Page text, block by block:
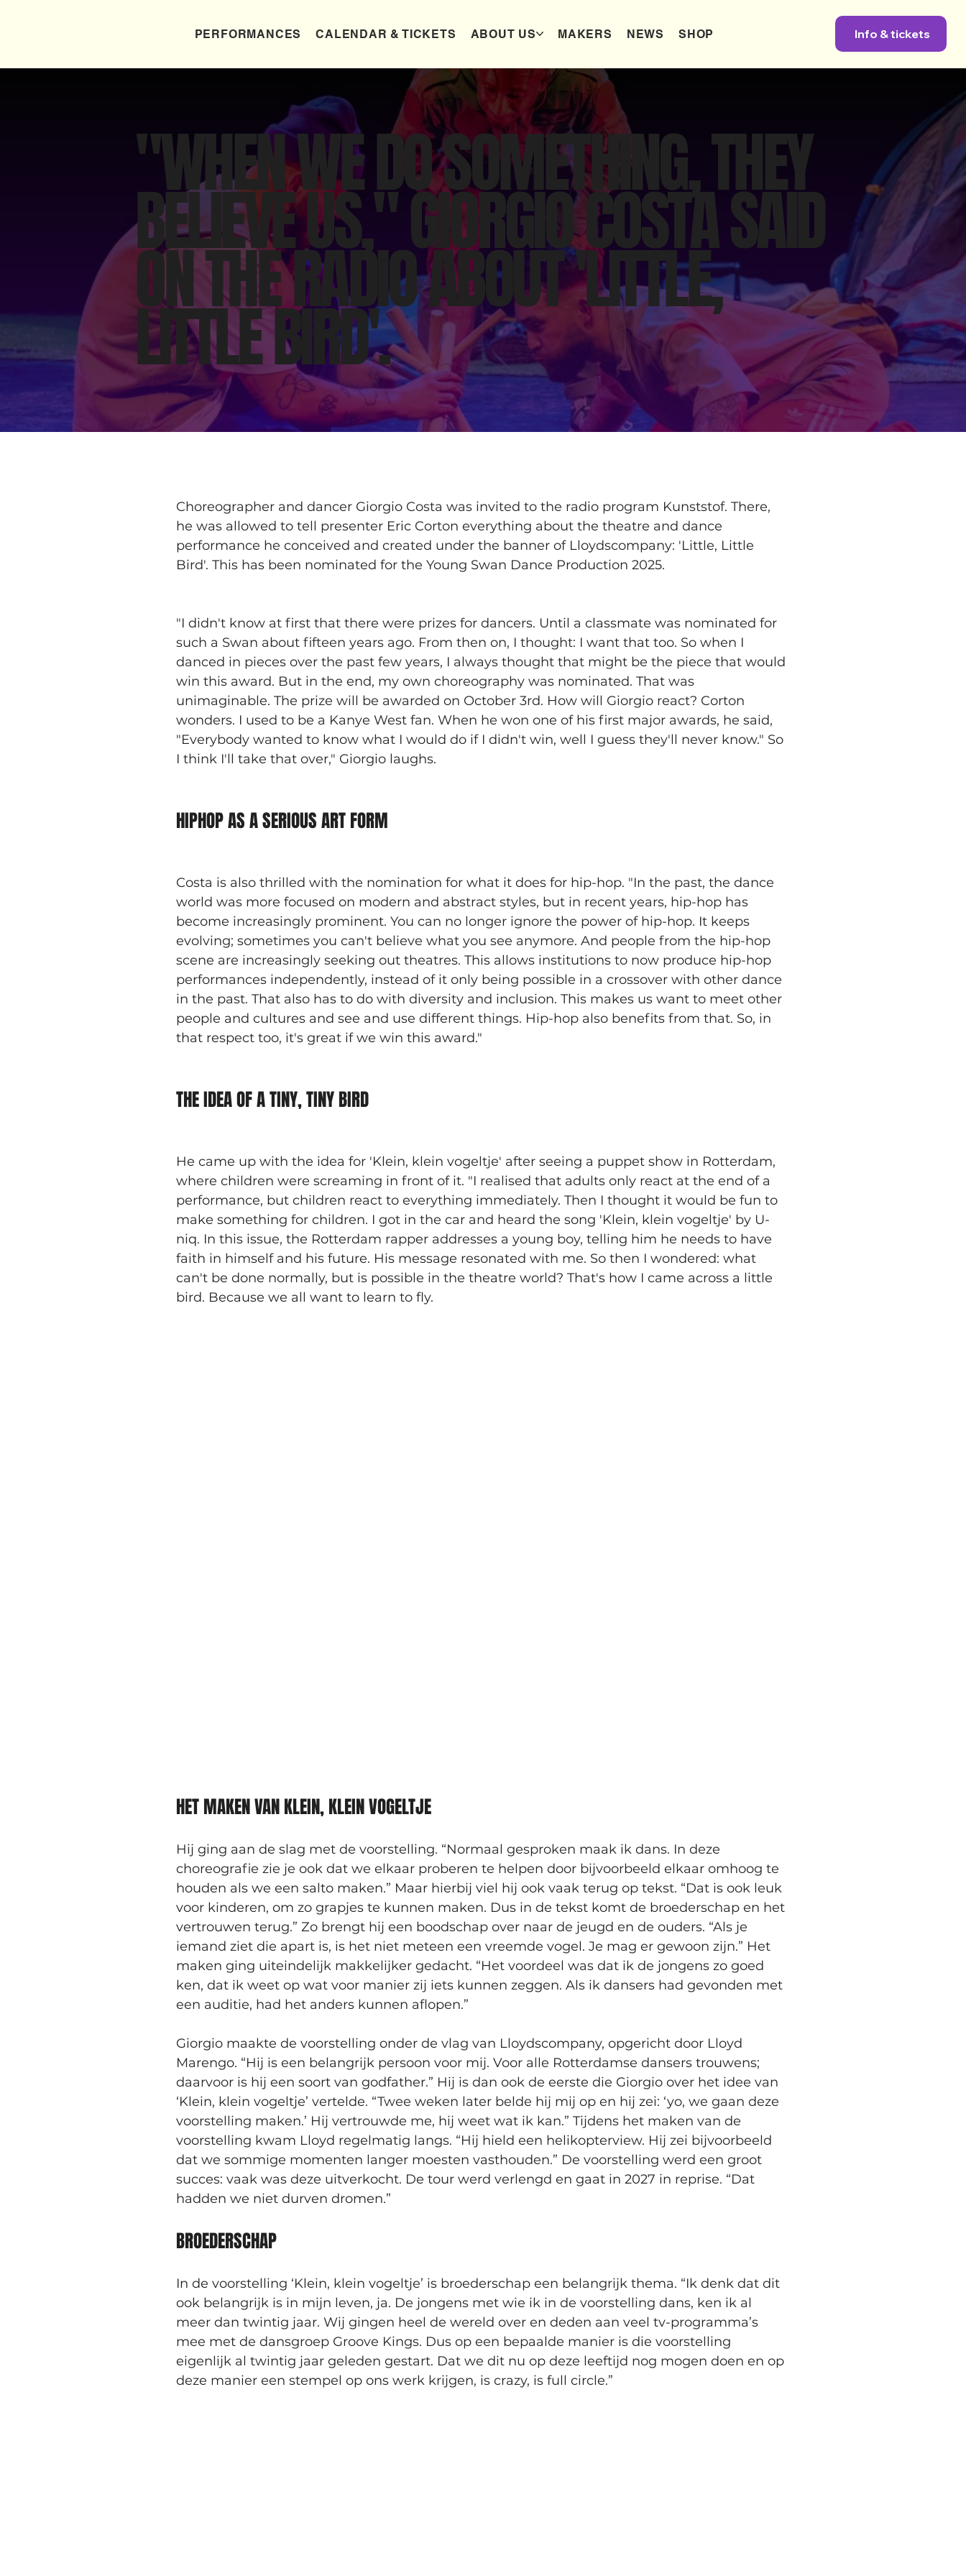
PERFORMANCES CALENDAR & TICKETS ABOUT US MAKERS NEWS SHOP Info & tickets
"WHEN WE DO SOMETHING, THEY
BELIEVE US," GIORGIO COSTA SAID
ON THE RADIO ABOUT 'LITTLE,
LITTLE BIRD'.
Choreographer and dancer Giorgio Costa was invited to the radio program Kunststof. There,
he was allowed to tell presenter Eric Corton everything about the theatre and dance
performance he conceived and created under the banner of Lloydscompany: 'Little, Little
Bird'. This has been nominated for the Young Swan Dance Production 2025.
"I didn't know at first that there were prizes for dancers. Until a classmate was nominated for
such a Swan about fifteen years ago. From then on, I thought: I want that too. So when I
danced in pieces over the past few years, I always thought that might be the piece that would
win this award. But in the end, my own choreography was nominated. That was
unimaginable. The prize will be awarded on October 3rd. How will Giorgio react? Corton
wonders. I used to be a Kanye West fan. When he won one of his first major awards, he said,
"Everybody wanted to know what I would do if I didn't win, well I guess they'll never know." So
I think I'll take that over," Giorgio laughs.
HIPHOP AS A SERIOUS ART FORM
Costa is also thrilled with the nomination for what it does for hip-hop. "In the past, the dance
world was more focused on modern and abstract styles, but in recent years, hip-hop has
become increasingly prominent. You can no longer ignore the power of hip-hop. It keeps
evolving; sometimes you can't believe what you see anymore. And people from the hip-hop
scene are increasingly seeking out theatres. This allows institutions to now produce hip-hop
performances independently, instead of it only being possible in a crossover with other dance
in the past. That also has to do with diversity and inclusion. This makes us want to meet other
people and cultures and see and use different things. Hip-hop also benefits from that. So, in
that respect too, it's great if we win this award."
THE IDEA OF A TINY, TINY BIRD
He came up with the idea for 'Klein, klein vogeltje' after seeing a puppet show in Rotterdam,
where children were screaming in front of it. "I realised that adults only react at the end of a
performance, but children react to everything immediately. Then I thought it would be fun to
make something for children. I got in the car and heard the song 'Klein, klein vogeltje' by U-
niq. In this issue, the Rotterdam rapper addresses a young boy, telling him he needs to have
faith in himself and his future. His message resonated with me. So then I wondered: what
can't be done normally, but is possible in the theatre world? That's how I came across a little
bird. Because we all want to learn to fly.
HET MAKEN VAN KLEIN, KLEIN VOGELTJE
Hij ging aan de slag met de voorstelling. “Normaal gesproken maak ik dans. In deze
choreografie zie je ook dat we elkaar proberen te helpen door bijvoorbeeld elkaar omhoog te
houden als we een salto maken.” Maar hierbij viel hij ook vaak terug op tekst. “Dat is ook leuk
voor kinderen, om zo grapjes te kunnen maken. Dus in de tekst komt de broederschap en het
vertrouwen terug.” Zo brengt hij een boodschap over naar de jeugd en de ouders. “Als je
iemand ziet die apart is, is het niet meteen een vreemde vogel. Je mag er gewoon zijn.” Het
maken ging uiteindelijk makkelijker gedacht. “Het voordeel was dat ik de jongens zo goed
ken, dat ik weet op wat voor manier zij iets kunnen zeggen. Als ik dansers had gevonden met
een auditie, had het anders kunnen aflopen.”
Giorgio maakte de voorstelling onder de vlag van Lloydscompany, opgericht door Lloyd
Marengo. “Hij is een belangrijk persoon voor mij. Voor alle Rotterdamse dansers trouwens;
daarvoor is hij een soort van godfather.” Hij is dan ook de eerste die Giorgio over het idee van
‘Klein, klein vogeltje’ vertelde. “Twee weken later belde hij mij op en hij zei: ‘yo, we gaan deze
voorstelling maken.’ Hij vertrouwde me, hij weet wat ik kan.” Tijdens het maken van de
voorstelling kwam Lloyd regelmatig langs. “Hij hield een helikopterview. Hij zei bijvoorbeeld
dat we sommige momenten langer moesten vasthouden.” De voorstelling werd een groot
succes: vaak was deze uitverkocht. De tour werd verlengd en gaat in 2027 in reprise. “Dat
hadden we niet durven dromen.”
BROEDERSCHAP
In de voorstelling ‘Klein, klein vogeltje’ is broederschap een belangrijk thema. “Ik denk dat dit
ook belangrijk is in mijn leven, ja. De jongens met wie ik in de voorstelling dans, ken ik al
meer dan twintig jaar. Wij gingen heel de wereld over en deden aan veel tv-programma’s
mee met de dansgroep Groove Kings. Dus op een bepaalde manier is die voorstelling
eigenlijk al twintig jaar geleden gestart. Dat we dit nu op deze leeftijd nog mogen doen en op
deze manier een stempel op ons werk krijgen, is crazy, is full circle.”